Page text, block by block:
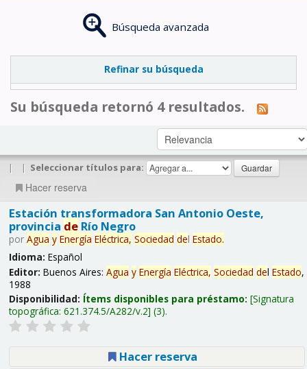
Búsqueda avanzada
Refinar su búsqueda
Su búsqueda retornó 4 resultados.
| | Seleccionar títulos para:
Hacer reserva
Estación transformadora San Antonio Oeste,
provincia deRío Negro
por Agua y Energía Eléctrica, Sociedad del Estado.
Idioma: Español
Editor: Buenos Aires: Agua y Energía Eléctrica, Sociedad del Estado,
1988
Disponibilidad: Ítems disponibles para préstamo: Signatura
topográfica: 621.374.5/A282/v.2 (3).
Hacer reserva